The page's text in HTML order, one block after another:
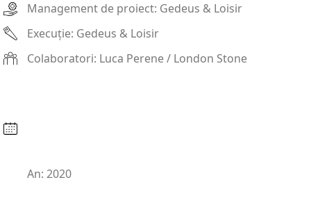
Management de proiect: Gedeus & Loisir
Execuție: Gedeus & Loisir
Colaboratori: Luca Perene / London Stone
An: 2020